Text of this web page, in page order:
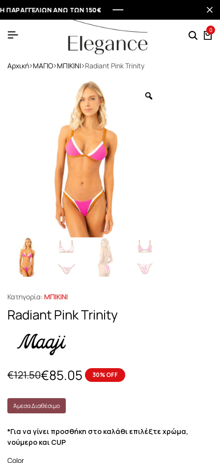
ΑΝΩ ΤΩΝ 150€
ΑΝΩ ΤΩΝ 150€
ΑΝΩ ΤΩΝ 150€
ΑΝΩ ΤΩΝ 150€
0
Αρχική ΜΑΓΙΟ ΜΠΙΚΙΝΙ Radiant Pink Trinity
Κατηγορία: ΜΠΙΚΙΝΙ
Radiant Pink Trinity
€121.50€85.05 30% OFF
Άμεσα Διαθέσιμο
*Για να γίνει προσθήκη στο καλάθι επιλέξτε χρώμα,
νούμερο και CUP
Color